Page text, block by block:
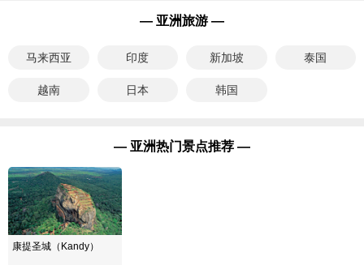
— 亚洲旅游 —
马来西亚 印度 新加坡 泰国
越南 日本 韩国
— 亚洲热门景点推荐 —
康提圣城（Kandy）